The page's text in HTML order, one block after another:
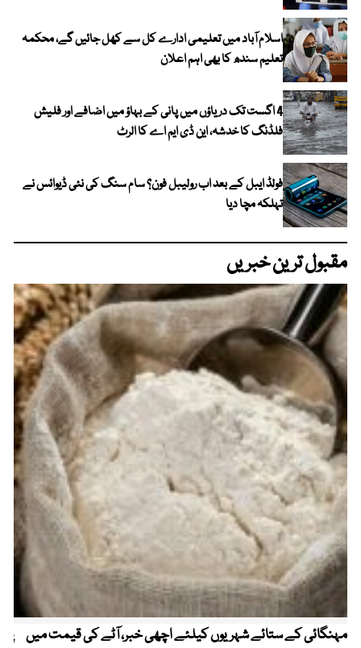
اسلام آباد میں تعلیمی ادارے کل سے کھل جائیں گے، محکمہ
تعلیم سندھ کا بھی اہم اعلان
4 اگست تک دریاؤں میں پانی کے بہاؤ میں اضافے اور فلیش
فلڈنگ کا خدشہ، این ڈی ایم اے کا الرٹ
فولڈ ایبل کے بعد اب رولیبل فون؟ سام سنگ کی نئی ڈیوائس نے
تہلکہ مچا دیا
مقبول ترین خبریں
مہنگائی کے ستائے شہریوں کیلئے اچھی خبر، آٹے کی قیمت میں